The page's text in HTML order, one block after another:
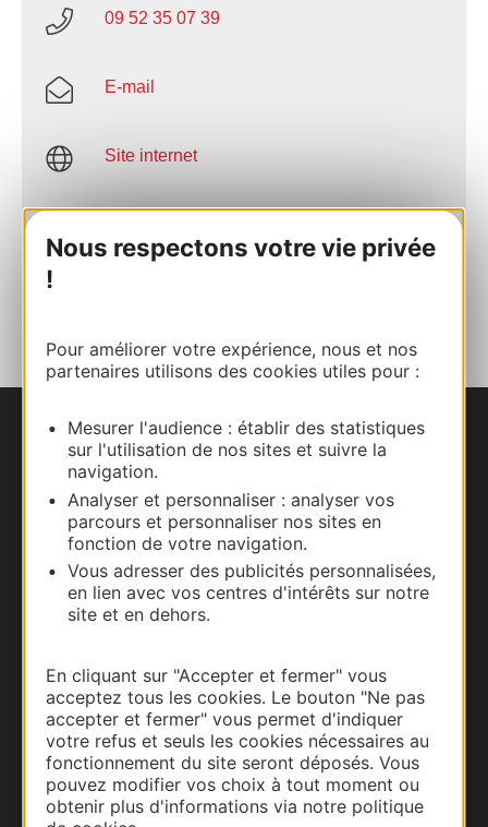
Nous respectons votre vie privée
!
Pour améliorer votre expérience, nous et nos
partenaires utilisons des cookies utiles pour :
Mesurer l'audience : établir des statistiques
sur l'utilisation de nos sites et suivre la
navigation.
Analyser et personnaliser : analyser vos
parcours et personnaliser nos sites en
fonction de votre navigation.
Vous adresser des publicités personnalisées,
en lien avec vos centres d'intérêts sur notre
site et en dehors.
En cliquant sur "Accepter et fermer" vous
acceptez tous les cookies. Le bouton "Ne pas
accepter et fermer" vous permet d'indiquer
votre refus et seuls les cookies nécessaires au
fonctionnement du site seront déposés. Vous
pouvez modifier vos choix à tout moment ou
obtenir plus d'informations via notre politique
09 52 35 07 39
E-mail
Site internet
Nous contacter
Carte interactive
Documentation
Thermalisme